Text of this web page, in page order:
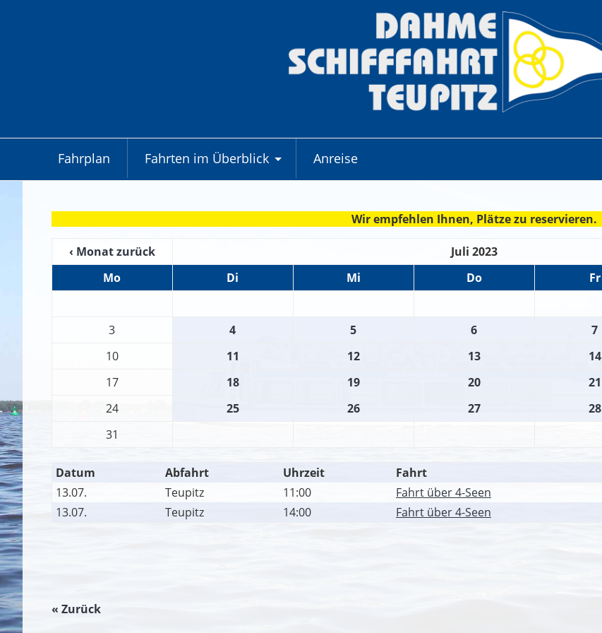
Fahrplan Fahrten im Überblick Anreise
Wir empfehlen Ihnen, Plätze zu reservieren.
‹ Monat zurück Juli 2023
Mo
Di Mi Do Fr
3
4 5 6 7
10
11 12 13 14
17
18 19 20 21
24
25 26 27 28
31
Datum Abfahrt Uhrzeit Fahrt
13.07.
Teupitz 11:00
Fahrt über 4-Seen
13.07.
Teupitz 14:00 Fahrt über 4-Seen
« Zurück